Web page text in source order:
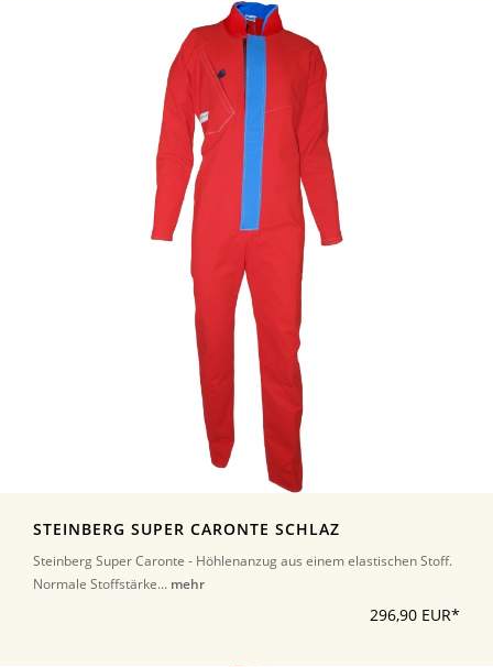
STEINBERG SUPER CARONTE SCHLAZ
Steinberg Super Caronte - Höhlenanzug aus einem elastischen Stoff.
Normale Stoffstärke... mehr
296,90 EUR*